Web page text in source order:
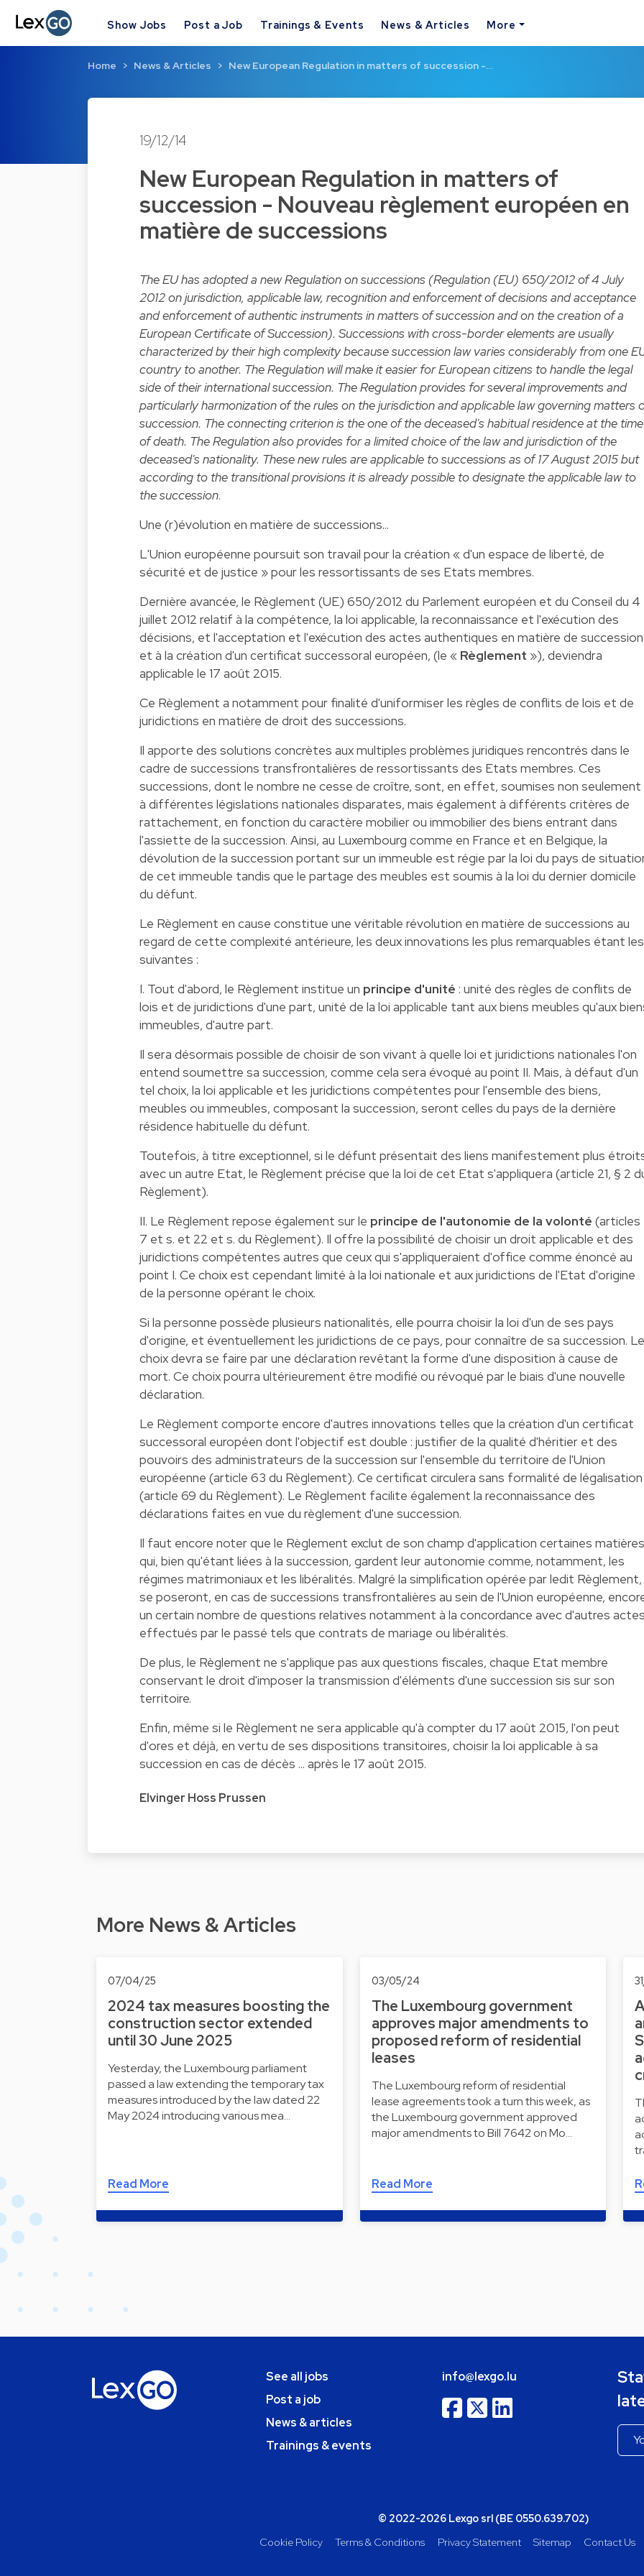
Show Jobs Post a Job Trainings & Events News & Articles More
Home News & Articles New European Regulation in matters of succession -…
19/12/14
New European Regulation in matters of
succession - Nouveau règlement européen en
matière de successions
The EU has adopted a new Regulation on successions (Regulation (EU) 650/2012 of 4 July
2012 on jurisdiction, applicable law, recognition and enforcement of decisions and acceptance
and enforcement of authentic instruments in matters of succession and on the creation of a
European Certificate of Succession). Successions with cross-border elements are usually
characterized by their high complexity because succession law varies considerably from one
country to another. The Regulation will make it easier for European citizens to handle the legal
side of their international succession. The Regulation provides for several improvements and
particularly harmonization of the rules on the jurisdiction and applicable law governing matters
succession. The connecting criterion is the one of the deceased's habitual residence at the time
of death. The Regulation also provides for a limited choice of the law and jurisdiction of the
deceased's nationality. These new rules are applicable to successions as of 17 August 2015 but
according to the transitional provisions it is already possible to designate the applicable law to
the succession.
Une (r)évolution en matière de successions...
L'Union européenne poursuit son travail pour la création « d'un espace de liberté, de
sécurité et de justice » pour les ressortissants de ses Etats membres.
Dernière avancée, le Règlement (UE) 650/2012 du Parlement européen et du Conseil du 4
juillet 2012 relatif à la compétence, la loi applicable, la reconnaissance et l'exécution des
décisions, et l'acceptation et l'exécution des actes authentiques en matière de
et à la création d'un certificat successoral européen, (le « Règlement »), deviendra
applicable le 17 août 2015.
Ce Règlement a notamment pour finalité d'uniformiser les règles de conflits de lois et de
juridictions en matière de droit des successions.
Il apporte des solutions concrètes aux multiples problèmes juridiques rencontrés dans le
cadre de successions transfrontalières de ressortissants des Etats membres. Ces
successions, dont le nombre ne cesse de croître, sont, en effet, soumises non seulement
à différentes législations nationales disparates, mais également à différents critères de
rattachement, en fonction du caractère mobilier ou immobilier des biens entrant dans
l'assiette de la succession. Ainsi, au Luxembourg comme en France et en Belgique, la
dévolution de la succession portant sur un immeuble est régie par la loi du pays de
de cet immeuble tandis que le partage des meubles est soumis à la loi du dernier domicile
du défunt.
Le Règlement en cause constitue une véritable révolution en matière de successions au
regard de cette complexité antérieure, les deux innovations les plus remarquables étant les
suivantes :
I. Tout d'abord, le Règlement institue un principe d'unité : unité des règles de conflits de
lois et de juridictions d'une part, unité de la loi applicable tant aux biens meubles qu'aux
immeubles, d'autre part.
Il sera désormais possible de choisir de son vivant à quelle loi et juridictions nationales l'on
entend soumettre sa succession, comme cela sera évoqué au point II. Mais, à défaut d'un
tel choix, la loi applicable et les juridictions compétentes pour l'ensemble des biens,
meubles ou immeubles, composant la succession, seront celles du pays de la dernière
résidence habituelle du défunt.
Toutefois, à titre exceptionnel, si le défunt présentait des liens manifestement plus
avec un autre Etat, le Règlement précise que la loi de cet Etat s'appliquera (article 21, § 2
Règlement).
II. Le Règlement repose également sur le principe de l'autonomie de la volonté (articles
7 et s. et 22 et s. du Règlement). Il offre la possibilité de choisir un droit applicable et des
juridictions compétentes autres que ceux qui s'appliqueraient d'office comme énoncé au
point I. Ce choix est cependant limité à la loi nationale et aux juridictions de l'Etat d'origine
de la personne opérant le choix.
Si la personne possède plusieurs nationalités, elle pourra choisir la loi d'un de ses pays
d'origine, et éventuellement les juridictions de ce pays, pour connaître de sa succession. Le
choix devra se faire par une déclaration revêtant la forme d'une disposition à cause de
mort. Ce choix pourra ultérieurement être modifié ou révoqué par le biais d'une nouvelle
déclaration.
Le Règlement comporte encore d'autres innovations telles que la création d'un certificat
successoral européen dont l'objectif est double : justifier de la qualité d'héritier et des
pouvoirs des administrateurs de la succession sur l'ensemble du territoire de l'Union
européenne (article 63 du Règlement). Ce certificat circulera sans formalité de légalisation
(article 69 du Règlement). Le Règlement facilite également la reconnaissance des
déclarations faites en vue du règlement d'une succession.
Il faut encore noter que le Règlement exclut de son champ d'application certaines matières
qui, bien qu'étant liées à la succession, gardent leur autonomie comme, notamment, les
régimes matrimoniaux et les libéralités. Malgré la simplification opérée par ledit Règlement,
se poseront, en cas de successions transfrontalières au sein de l'Union européenne,
un certain nombre de questions relatives notamment à la concordance avec d'autres
effectués par le passé tels que contrats de mariage ou libéralités.
De plus, le Règlement ne s'applique pas aux questions fiscales, chaque Etat membre
conservant le droit d'imposer la transmission d'éléments d'une succession sis sur son
territoire.
Enfin, même si le Règlement ne sera applicable qu'à compter du 17 août 2015, l'on peut
d'ores et déjà, en vertu de ses dispositions transitoires, choisir la loi applicable à sa
succession en cas de décès ... après le 17 août 2015.
Elvinger Hoss Prussen
More News & Articles
07/04/25
2024 tax measures boosting the
construction sector extended
until 30 June 2025
Yesterday, the Luxembourg parliament
passed a law extending the temporary tax
measures introduced by the law dated 22
May 2024 introducing various mea…
Read More
03/05/24
The Luxembourg government
approves major amendments to
proposed reform of residential
leases
The Luxembourg reform of residential
lease agreements took a turn this week, as
the Luxembourg government approved
major amendments to Bill 7642 on Mo…
Read More
See all jobs
Post a job
News & articles
Trainings & events
info@lexgo.lu
© 2022-2026 Lexgo srl (BE 0550.639.702)
Cookie Policy
Terms & Conditions Privacy Statement Sitemap Contact Us